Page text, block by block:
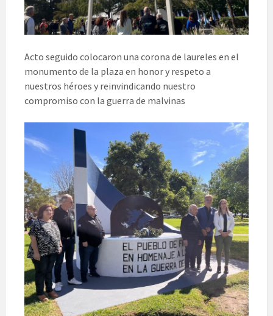
Acto seguido colocaron una corona de laureles en el
monumento de la plaza en honor y respeto a
nuestros héroes y reinvindicando nuestro
compromiso con la guerra de malvinas